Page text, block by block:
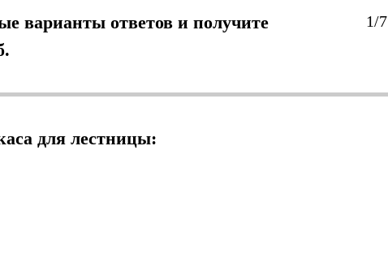
варианты ответов и получите
1/7
для лестницы: